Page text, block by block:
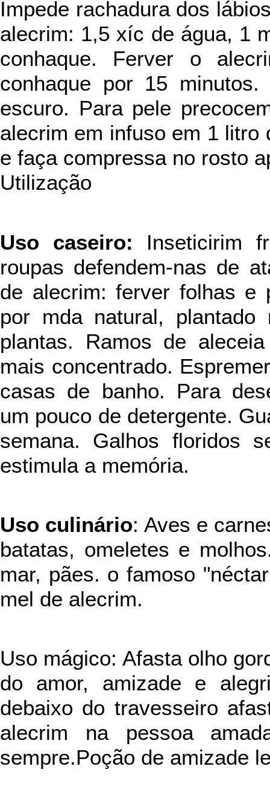
Impede rachadura dos
alecrim: 1,5 xíc de água, 1
conhaque. Ferver o
conhaque por 15
escuro. Para pele
alecrim em infuso em 1 litro
e faça compressa no rosto
Utilização
Uso caseiro:
Inseticirim
roupas defendem-nas de
de alecrim: ferver folhas e
por mda natural,
plantas. Ramos de
mais concentrado.
casas de banho. Para
um pouco de detergente.
semana. Galhos floridos
estimula a memória.
Uso culinário: Aves e
batatas, omeletes e
mar, pães. o famoso
mel de alecrim.
Uso mágico: Afasta olho
do amor, amizade e
debaixo do travesseiro
alecrim na pessoa
sempre.Poção de amizade